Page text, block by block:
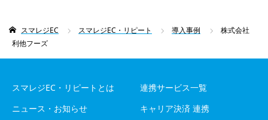
スマレジEC スマレジEC・リピート 導入事例
株式会社
利他フーズ
スマレジEC・リピートとは
ニュース・お知らせ
連携サービス一覧
キャリア決済 連携